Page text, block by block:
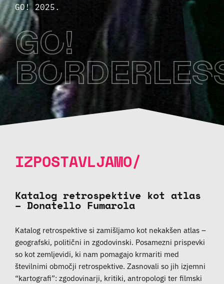
GO! 2025.
GO!
IZPOSTAVLJAMO/
Katalog retrospektive kot atlas
– Donatello Fumarola
Katalog retrospektive si zamišljamo kot nekakšen atlas –
geografski, politični in zgodovinski. Posamezni prispevki
so kot zemljevidi, ki nam pomagajo krmariti med
številnimi območji retrospektive. Zasnovali so jih izjemni
“kartografi”: zgodovinarji, kritiki, antropologi ter filmski